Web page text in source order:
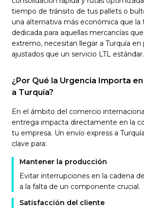
tiempo de tránsito de tus pallets o
una alternativa más económica que la
dedicada para aquellas mercancías
extremo, necesitan llegar a Turquía en
ajustados que un servicio LTL estándar.
¿Por Qué la Urgencia Importa
a Turquía?
En el ámbito del comercio
entrega impacta directamente en la
tu empresa. Un envío express a
clave para:
Mantener la producción
Evitar interrupciones en la cadena
a la falta de un componente crucial.
Satisfacción del cliente